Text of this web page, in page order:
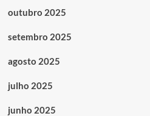
outubro 2025
setembro 2025
agosto 2025
julho 2025
junho 2025